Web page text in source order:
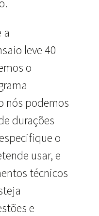
a
leve 40
o
nós podemos
durações
o
usar, e
técnicos
e